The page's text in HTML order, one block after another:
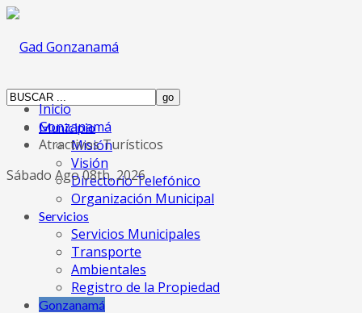
Municipio
Misión
Visión
Directorio Telefónico
Organización Municipal
Servicios
Servicios Municipales
Transporte
Ambientales
Registro de la Propiedad
Gonzanamá
Inicio
Gonzanamá
Atractivos Turísticos
Sábado Ago 08th, 2026